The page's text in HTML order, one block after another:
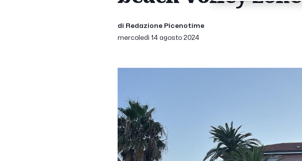
di Redazione Picenotime
mercoledì 14 agosto 2024